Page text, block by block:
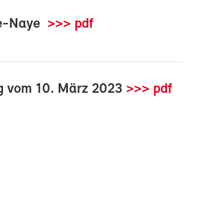
Naye >>> pdf
vom 10. März 2023 >>> pdf